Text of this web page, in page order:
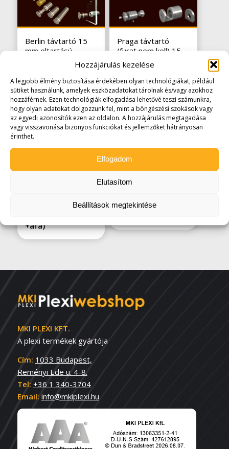
Hozzájárulás kezelése
A legjobb élmény biztosítása érdekében olyan technológiákat, például
sütiket használunk, amelyek eszközadatokat tárolnak és/vagy azokhoz
hozzáférnek. Ezen technológiák elfogadása lehetővé teszi számunkra,
hogy olyan adatokat dolgozzunk fel, mint a böngészési szokások vagy
az egyedi azonosítók ezen az oldalon. A hozzájárulás megtagadása
vagy visszavonása bizonyos funkciókat és jellemzőket hátrányosan
érinthet.
Elfogadom
Elutasítom
Beállítások megtekintése
Berlin távtartó 15
mm eltartású
(710 Ft
Praga távtartó
(furat nem kell) 15
mm eltartású
+áfa)
+áfa)
Wien távtartó 10
838Ft-tól
MKI PLEXI KFT.
A plexi termékek gyártója
Cím: 1033 Budapest,
Reményi Ede u. 4-8.
Tel: +36 1 340-3704
Email: info@mkiplexi.hu